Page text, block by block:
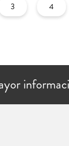
3 4